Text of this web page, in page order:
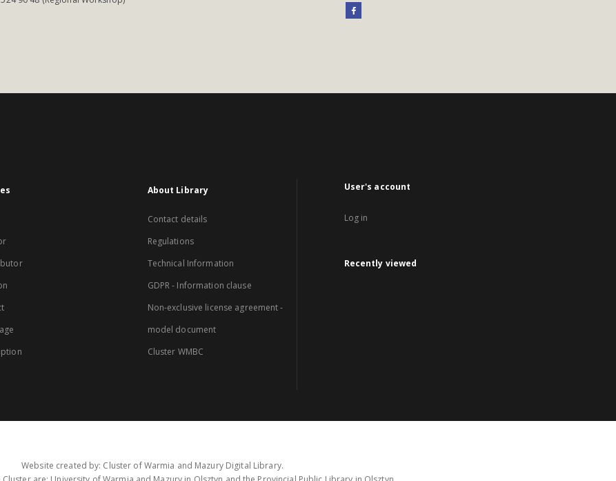
About Library
Contact details
Regulations
Technical Information
GDPR - Information clause
Non-exclusive license agreement -
model document
Cluster WMBC
User's account
Log in
Recently viewed
Website created by: Cluster of Warmia and Mazury Digital Library.